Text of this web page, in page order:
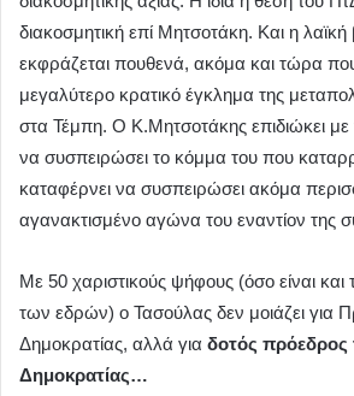
διακοσμητική επί Μητσοτάκη. Και η
εκφράζεται πουθενά, ακόμα και τώρα
μεγαλύτερο κρατικό έγκλημα της
στα Τέμπη. Ο Κ.Μητσοτάκης επιδιώκει
να συσπειρώσει το κόμμα του που
καταφέρνει να συσπειρώσει ακόμα
αγανακτισμένο αγώνα του εναντίον της
Με 50 χαριστικούς ψήφους (όσο είναι και
των εδρών) ο Τασούλας δεν μοιάζει για
Δημοκρατίας, αλλά για δοτός πρόεδρος
Δημοκρατίας…